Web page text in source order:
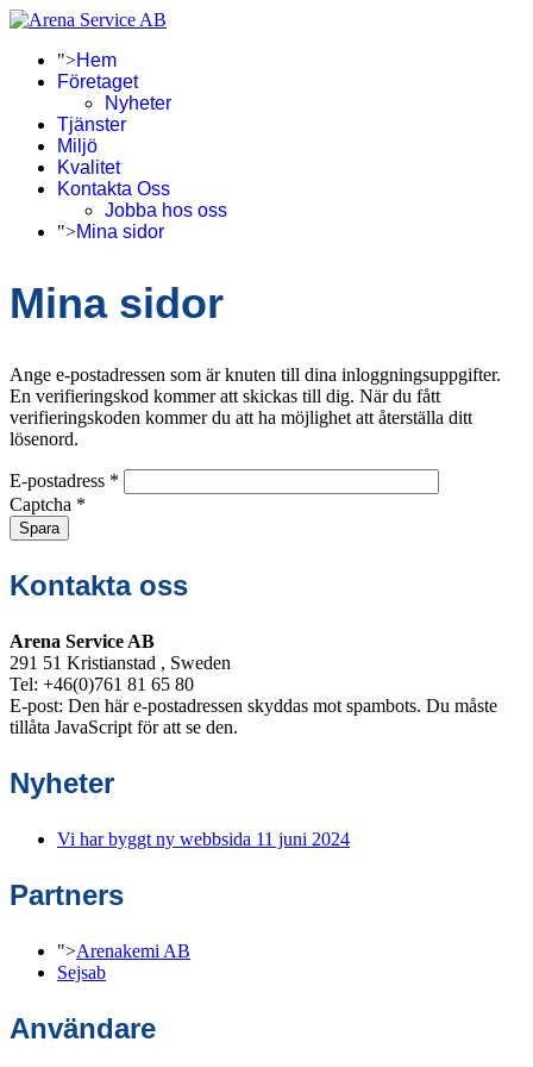
">Hem
Företaget
Nyheter
Tjänster
Miljö
Kvalitet
Kontakta Oss
Jobba hos oss
">Mina sidor
Mina sidor
Ange e-postadressen som är knuten till dina inloggningsuppgifter.
En verifieringskod kommer att skickas till dig. När du fått
verifieringskoden kommer du att ha möjlighet att återställa ditt
lösenord.
E-postadress *
Captcha *
Spara
Kontakta oss
Arena Service AB
291 51 Kristianstad , Sweden
Tel: +46(0)761 81 65 80
E-post: Den här e-postadressen skyddas mot spambots. Du måste
tillåta JavaScript för att se den.
Nyheter
Vi har byggt ny webbsida 11 juni 2024
Partners
">Arenakemi AB
Sejsab
Användare